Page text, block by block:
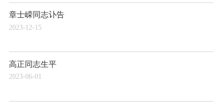
章士嵘同志讣告
2023-12-15
高正同志生平
2023-06-01